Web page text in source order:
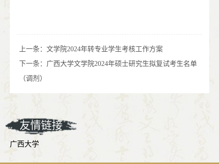
上一条： 文学院2024年转专业学生考核工作方案
下一条： 广西大学文学院2024年硕士研究生拟复试考生名单
（调剂）
友情链接
广西大学